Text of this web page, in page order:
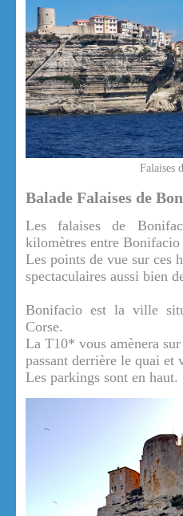
Falaises
Balade Falaises de
Les falaises de
kilomètres entre Bonifacio
Les points de vue sur ces
spectaculaires aussi bien
Bonifacio est la ville
Corse.
La T10* vous amènera
passant derrière le quai et
Les parkings sont en haut.